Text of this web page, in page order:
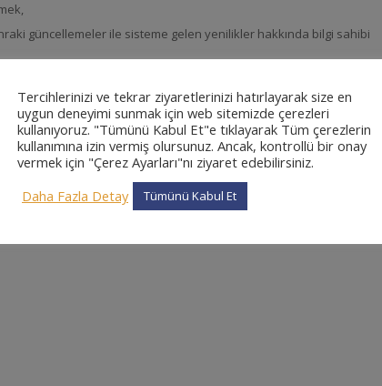
güncellemeler ile sisteme gelen yenilikler hakkında bilgi sahibi
yeniden eğitim almak,
işlevsel kullanılması,
sadece uzaktan eğitim formu doldurularak katılabilir, mevcut
için bizlerle iletişime geçebilirsiniz.
Tercihlerinizi ve tekrar ziyaretlerinizi hatırlayarak size en
uygun deneyimi sunmak için web sitemizde çerezleri
kullanıyoruz. "Tümünü Kabul Et"e tıklayarak Tüm çerezlerin
kullanımına izin vermiş olursunuz. Ancak, kontrollü bir onay
vermek için "Çerez Ayarları"nı ziyaret edebilirsiniz.
Daha Fazla Detay
Tümünü Kabul Et